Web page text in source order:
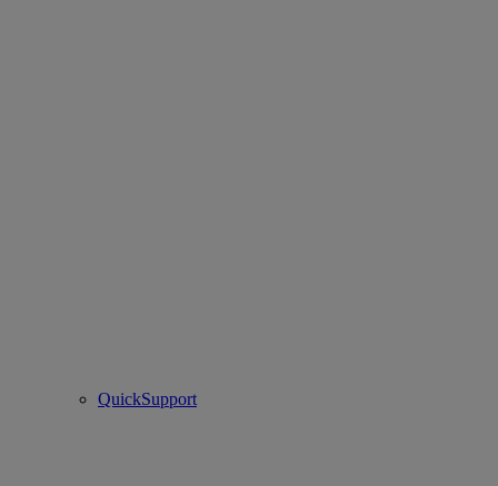
QuickSupport